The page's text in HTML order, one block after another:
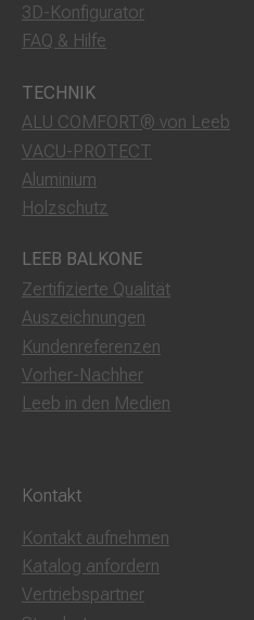
3D-Konfigurator
FAQ & Hilfe
TECHNIK
ALU COMFORT® von Leeb
VACU-PROTECT
Aluminium
Holzschutz
LEEB BALKONE
Zertifizierte Qualität
Auszeichnungen
Kundenreferenzen
Vorher-Nachher
Leeb in den Medien
Kontakt
Kontakt aufnehmen
Katalog anfordern
Vertriebspartner